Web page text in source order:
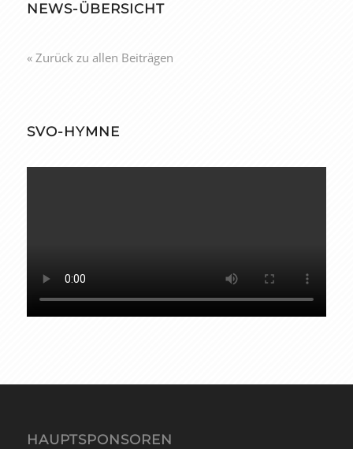
NEWS-ÜBERSICHT
« Zurück zu allen Beiträgen
SVO-HYMNE
HAUPTSPONSOREN